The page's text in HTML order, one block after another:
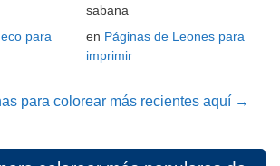
para
sabana
en Páginas de Leones para
imprimir
para colorear más recientes aquí →